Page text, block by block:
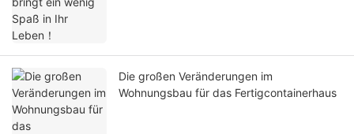
Die großen Veränderungen im
Wohnungsbau für das Fertigcontainerhaus